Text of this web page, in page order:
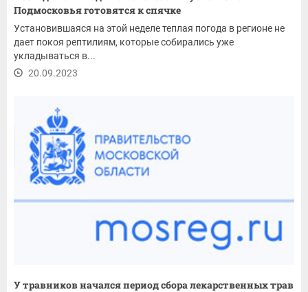
Подмосковья готовятся к спячке
Установившаяся на этой неделе теплая погода в регионе не
дает покоя рептилиям, которые собирались уже
укладываться в...
20.09.2023
У травников начался период сбора лекарственных трав